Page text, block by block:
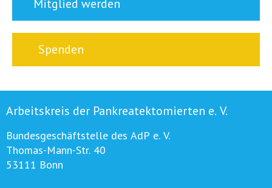
Mitglied werden
Spenden
Arbeitskreis der Pankreatektomierten e. V.
Bundesgeschäftstelle des AdP e. V.
Thomas-Mann-Str. 40
53111 Bonn